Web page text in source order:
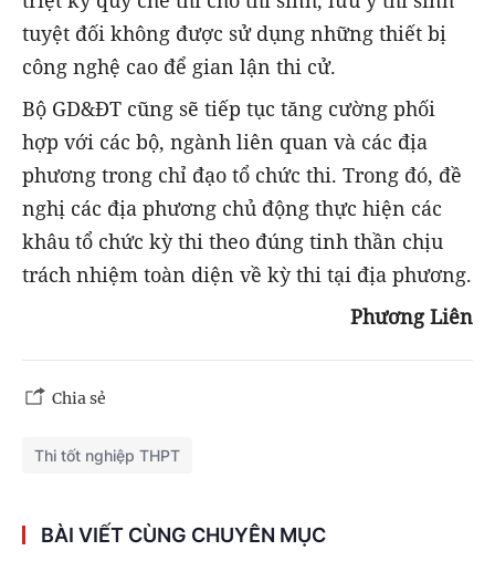
tuyệt đối không được sử dụng những thiết bị
công nghệ cao để gian lận thi cử.
Bộ GD&ĐT cũng sẽ tiếp tục tăng cường phối
hợp với các bộ, ngành liên quan và các địa
phương trong chỉ đạo tổ chức thi. Trong đó, đề
nghị các địa phương chủ động thực hiện các
khâu tổ chức kỳ thi theo đúng tinh thần chịu
trách nhiệm toàn diện về kỳ thi tại địa phương.
Phương Liên
Chia sẻ
Thi tốt nghiệp THPT
BÀI VIẾT CÙNG CHUYÊN MỤC